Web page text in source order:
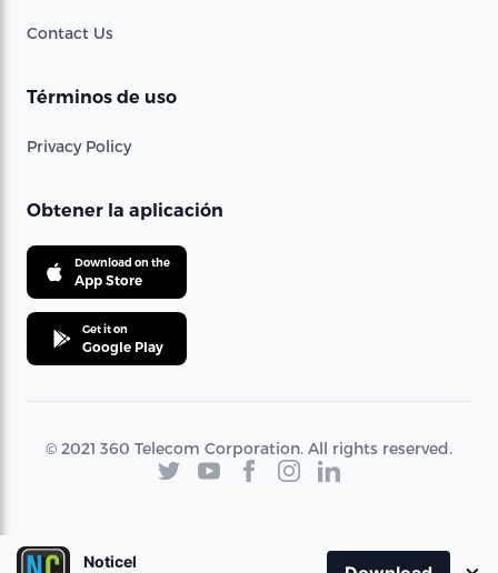
Contact Us
Términos de uso
Privacy Policy
Obtener la aplicación
Download on the
App Store
Get it on
Google Play
© 2021 360 Telecom Corporation. All rights reserved.
Noticel